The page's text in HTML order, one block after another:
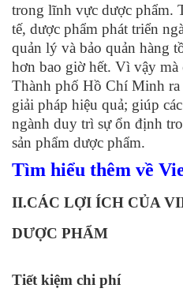
trong lĩnh vực dược phẩm.
tế, dược phẩm phát triển
quản lý và bảo quản hàng
hơn bao giờ hết. Vì vậy mà
Thành phố Hồ Chí Minh
giải pháp hiệu quả; giúp
ngành duy trì sự ổn định
sản phẩm dược phẩm.
Tìm hiểu thêm về
II.CÁC LỢI ÍCH CỦA
DƯỢC PHẨM
Tiết kiệm chi phí